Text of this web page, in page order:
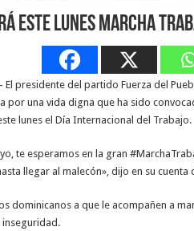
este lunes marcha
El presidente del partido Fuerza del
por una vida digna que ha sido
lunes el Día Internacional del Trabajo.
te esperamos en la gran
llegar al malecón», dijo en su cuenta
dominicanos a que le acompañen a
inseguridad.